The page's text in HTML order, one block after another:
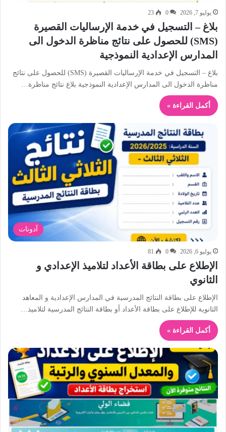
يوليو 7, 2026 0
23
بلاغ – التسجيل في خدمة الإرساليات القصيرة
(SMS) للحصول على نتائج مناظرة الدخول الى
المدارس الإعدادية النموذجية
بلاغ – التسجيل في خدمة الإرساليات القصيرة (SMS) للحصول على نتائج
مناظرة الدخول الى المدارس الإعدادية النموذجية بلاغ نتائج مناظرة…
أكمل القراءة »
آدونات
يوليو 6, 2026 0
81
الإطلاع على بطاقة الأعداد لتلاميذ الإعدادي و
الثانوي
الإطلاع على بطاقة النتائج المدرسية في المدارس الإعدادية و المعاهد
الثانوية للإطلاع على بطاقة الأعداد أو بطاقة النتائج المدرسية لتلاميذ…
أكمل القراءة »